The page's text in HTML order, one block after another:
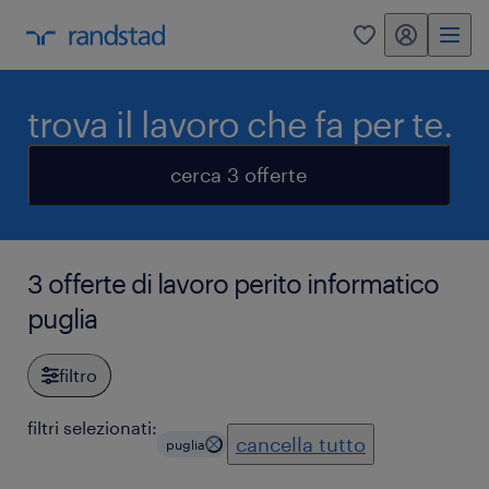
0 my randstad
trova il lavoro che fa per te.
cerca 3 offerte
3 offerte di lavoro perito informatico
puglia
filtro
filtri selezionati:
puglia cancella tutto